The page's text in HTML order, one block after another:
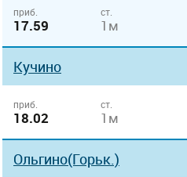
приб.
17.59
ст.
1м
Кучино
приб.
18.02
ст.
1м
Ольгино(Горьк.)